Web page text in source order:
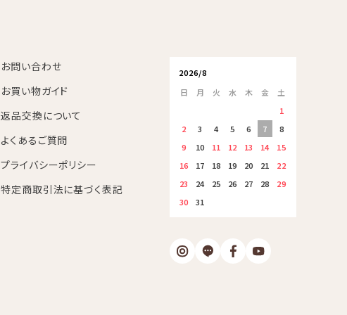
お問い合わせ
お買い物ガイド
返品交換について
よくあるご質問
プライバシーポリシー
特定商取引法に基づく表記
2026/8
日
月 火 水 木 金
土
1
2
3 4 5 6 7
8
9
10 11 12 13 14
15
16
17 18 19 20 21
22
23
24 25 26 27 28
29
30
31